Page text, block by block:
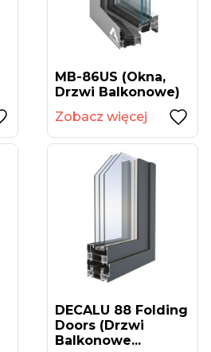
MB-86US (okna,
Drzwi Balkonowe)
Zobacz więcej
DECALU 88 Folding
Doors (drzwi
Balkonowe...